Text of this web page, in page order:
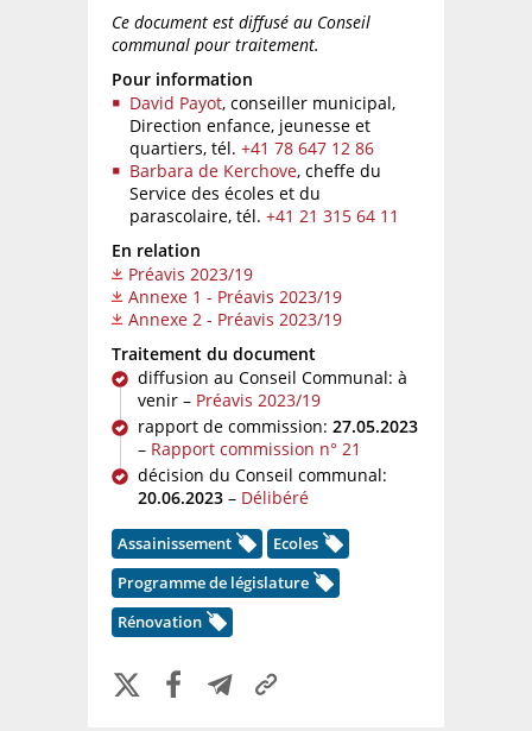
Ce document est diffusé au Conseil
communal pour traitement.
Pour information
David Payot, conseiller municipal,
Direction enfance, jeunesse et
quartiers, tél. +41 78 647 12 86
Barbara de Kerchove, cheffe du
Service des écoles et du
parascolaire, tél. +41 21 315 64 11
En relation
Préavis 2023/19
Annexe 1 - Préavis 2023/19
Annexe 2 - Préavis 2023/19
Traitement du document
diffusion au Conseil Communal: à
venir – Préavis 2023/19
rapport de commission: 27.05.2023
– Rapport commission n° 21
décision du Conseil communal:
20.06.2023 – Délibéré
Assainissement
Ecoles
Programme de législature
Rénovation